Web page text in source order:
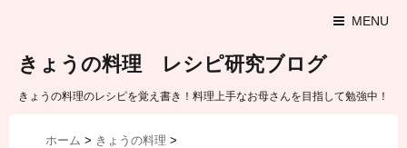
MENU
きょうの料理 レシピ研究ブログ
きょうの料理のレシピを覚え書き！料理上手なお母さんを目指して勉強中！
ホーム > きょうの料理 >